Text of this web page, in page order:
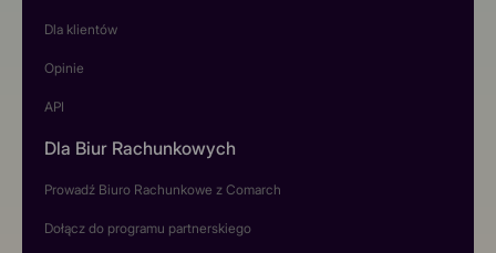
Dla klientów
Opinie
API
Dla Biur Rachunkowych
Prowadź Biuro Rachunkowe z Comarch
Dołącz do programu partnerskiego